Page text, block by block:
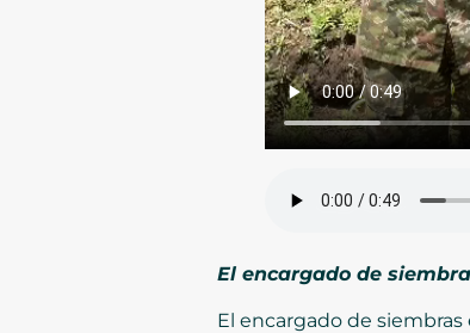
El encargado de
El encargado de